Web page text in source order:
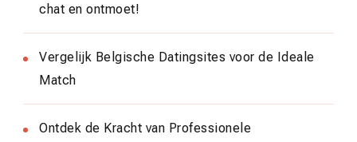
chat en ontmoet!
Vergelijk Belgische Datingsites voor de Ideale
Match
Ontdek de Kracht van Professionele